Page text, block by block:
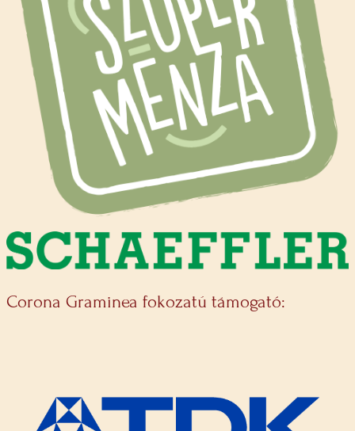
Corona Graminea fokozatú támogató: